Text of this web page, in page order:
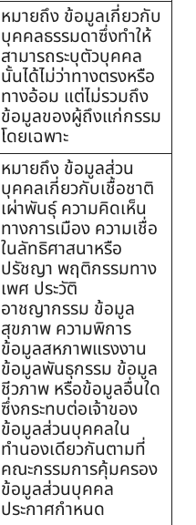
หมายถึง ข้อมูลเกี่ยวกับ
บุคคลธรรมดาซึ่งทำให้
สามารถระบุตัวบุคคล
นั้นได้ไม่ว่าทางตรงหรือ
ทางอ้อม แต่ไม่รวมถึง
ข้อมูลของผู้ถึงแก่กรรม
โดยเฉพาะ
หมายถึง ข้อมูลส่วน
บุคคลเกี่ยวกับเชื้อชาติ
เผ่าพันธุ์ ความคิดเห็น
ทางการเมือง ความเชื่อ
ในลัทธิศาสนาหรือ
ปรัชญา พฤติกรรมทาง
เพศ ประวัติ
อาชญากรรม ข้อมูล
สุขภาพ ความพิการ
ข้อมูลสหภาพแรงงาน
ข้อมูลพันธุกรรม ข้อมูล
ชีวภาพ หรือข้อมูลอื่นใด
ซึ่งกระทบต่อเจ้าของ
ข้อมูลส่วนบุคคลใน
ทำนองเดียวกันตามที่
คณะกรรมการคุ้มครอง
ข้อมูลส่วนบุคคล
ประกาศกำหนด